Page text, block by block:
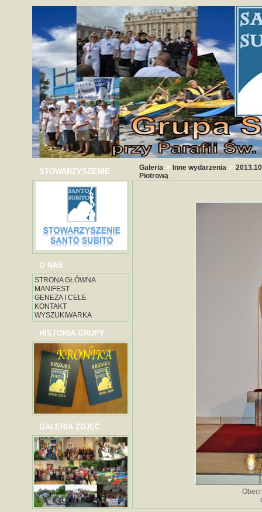
STOWARZYSZENIE
O NAS
STRONA GŁÓWNA
MANIFEST
GENEZA I CELE
KONTAKT
WYSZUKIWARKA
HISTORIA GRUPY
GALERIA ZDJĘĆ
Galeria > Inne wydarzenia >
Piotrową